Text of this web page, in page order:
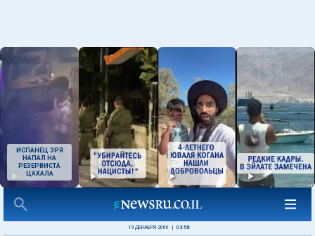
ИСПАНЕЦ ЗРЯ
НАПАЛ НА
РЕЗЕРВИСТА
ЦАХАЛА
19 ДЕКАБРЯ 2006 03:58